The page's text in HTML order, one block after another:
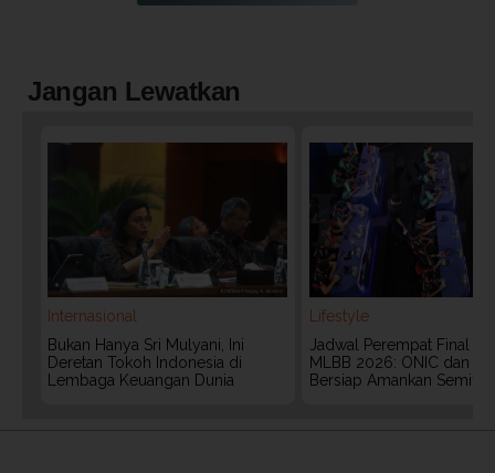
Jangan Lewatkan
Internasional
Bukan Hanya Sri Mulyani, Ini
Deretan Tokoh Indonesia di
Lembaga Keuangan Dunia
Lifestyle
Jadwal Perempat Final
MLBB 2026: ONIC dan
Bersiap Amankan